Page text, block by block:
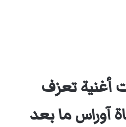
أغنية تعزف
آوراس ما بعد